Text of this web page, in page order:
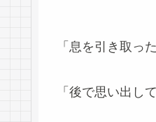
「息を引き取っ
「後で思い出し